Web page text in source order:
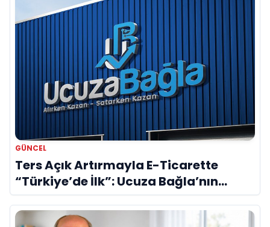
GÜNCEL
Ters Açık Artırmayla E-Ticarette
“Türkiye’de İlk”: Ucuza Bağla’nın
Patentli Modeli